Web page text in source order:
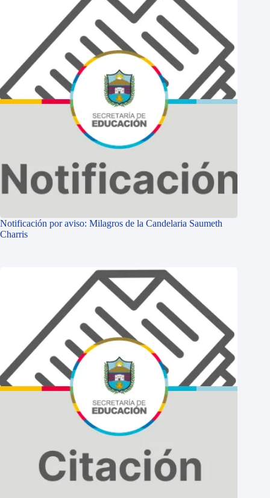
Notificación por aviso: Milagros de la Candelaria Saumeth
Charris